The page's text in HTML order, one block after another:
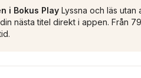
i Bokus Play Lyssna och läs
nästa titel direkt i appen. Från